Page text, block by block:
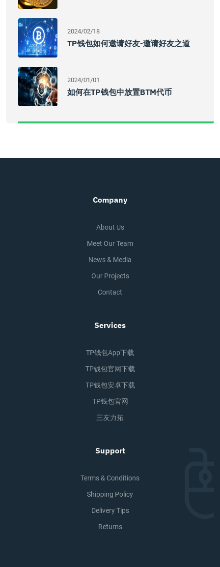
2024/02/18
TP钱包如何邀请好友-邀请好友之道
2024/01/01
如何在TP钱包中放置BTM代币
Company
About Us
Meet Our Team
News & Media
Our Projects
Contact
Services
TP钱包app下载
TP钱包官网下载
TP钱包安卓下载
TP钱包官网
三友力拓
Support
Terms & Conditions
Shipping Policy
Delivery Tips
Returns